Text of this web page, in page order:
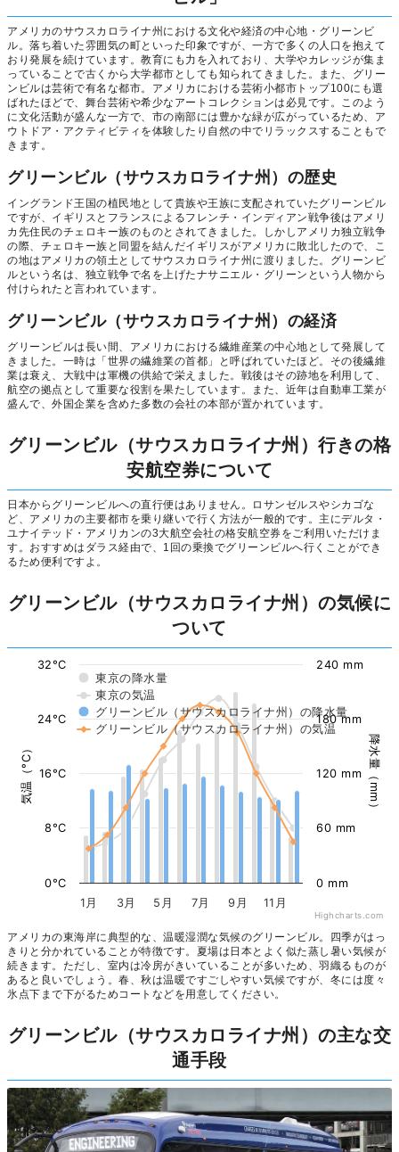
アメリカのサウスカロライナ州における文化や経済の中心地・グリーンビ
ル。落ち着いた雰囲気の町といった印象ですが、一方で多くの人口を抱えて
おり発展を続けています。教育にも力を入れており、大学やカレッジが集ま
っていることで古くから大学都市としても知られてきました。また、グリー
ンビルは芸術で有名な都市。アメリカにおける芸術小都市トップ100にも選
ばれたほどで、舞台芸術や希少なアートコレクションは必見です。このよう
に文化活動が盛んな一方で、市の南部には豊かな緑が広がっているため、ア
ウトドア・アクティビティを体験したり自然の中でリラックスすることもで
きます。
グリーンビル（サウスカロライナ州）の歴史
イングランド王国の植民地として貴族や王族に支配されていたグリーンビル
ですが、イギリスとフランスによるフレンチ・インディアン戦争後はアメリ
カ先住民のチェロキー族のものとされてきました。しかしアメリカ独立戦争
の際、チェロキー族と同盟を結んだイギリスがアメリカに敗北したので、こ
の地はアメリカの領土としてサウスカロライナ州に渡りました。グリーンビ
ルという名は、独立戦争で名を上げたナサニエル・グリーンという人物から
付けられたと言われています。
グリーンビル（サウスカロライナ州）の経済
グリーンビルは長い間、アメリカにおける繊維産業の中心地として発展して
きました。一時は「世界の繊維業の首都」と呼ばれていたほど。その後繊維
業は衰え、大戦中は軍機の供給で栄えました。戦後はその跡地を利用して、
航空の拠点として重要な役割を果たしています。また、近年は自動車工業が
盛んで、外国企業を含めた多数の会社の本部が置かれています。
グリーンビル（サウスカロライナ州）行きの格
安航空券について
日本からグリーンビルへの直行便はありません。ロサンゼルスやシカゴな
ど、アメリカの主要都市を乗り継いで行く方法が一般的です。主にデルタ・
ユナイテッド・アメリカンの3大航空会社の格安航空券をご利用いただけま
す。おすすめはダラス経由で、1回の乗換でグリーンビルへ行くことができ
るため便利ですよ。
グリーンビル（サウスカロライナ州）の気候に
ついて
気温（°C） 降水量（mm）
東京の降水量
東京の気温
グリーンビル（サウスカロライナ州）の降水量
グリーンビル（サウスカロライナ州）の気温
1月 3月 5月 7月 9月 11月
0°C
8°C
16°C
24°C
32°C
0 mm
60 mm
120 mm
180 mm
240 mm
Highcharts.com
アメリカの東海岸に典型的な、温暖湿潤な気候のグリーンビル。四季がはっ
きりと分かれていることが特徴です。夏場は日本とよく似た蒸し暑い気候が
続きます。ただし、室内は冷房がきいていることが多いため、羽織るものが
あると良いでしょう。春、秋は温暖ですごしやすい気候ですが、冬には度々
氷点下まで下がるためコートなどを用意してください。
グリーンビル（サウスカロライナ州）の主な交
通手段